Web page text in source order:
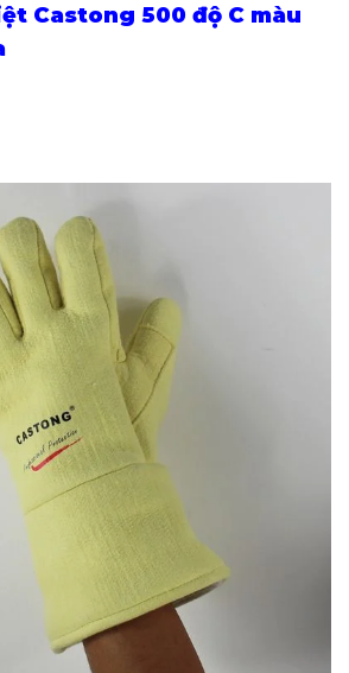
Castong 500 độ C màu